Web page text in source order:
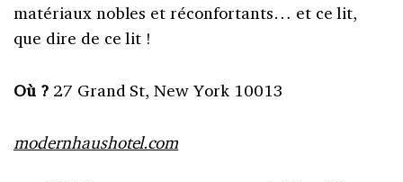
matériaux nobles et réconfortants… et ce lit,
que dire de ce lit !
Où ?27 Grand St, New York 10013
modernhaushotel.com